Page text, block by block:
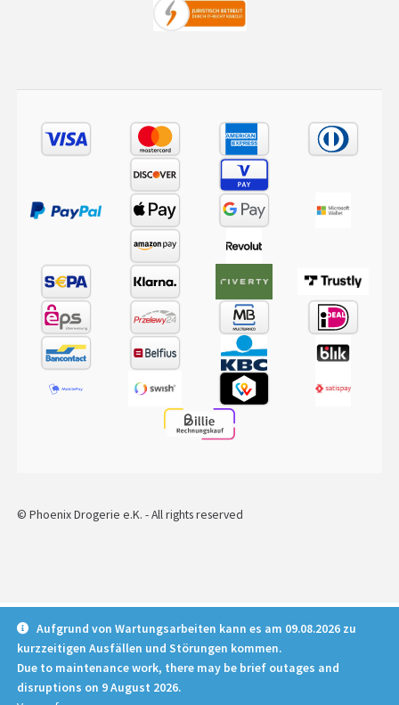
Aufgrund von Wartungsarbeiten kann es am 09.08.2026 zu
kurzzeitigen Ausfällen und Störungen kommen.
Due to maintenance work, there may be brief outages and
disruptions on 9 August 2026.
© Phoenix Drogerie e.K. - All rights reserved
Deutsch English Español Français
Italiano Nederlands